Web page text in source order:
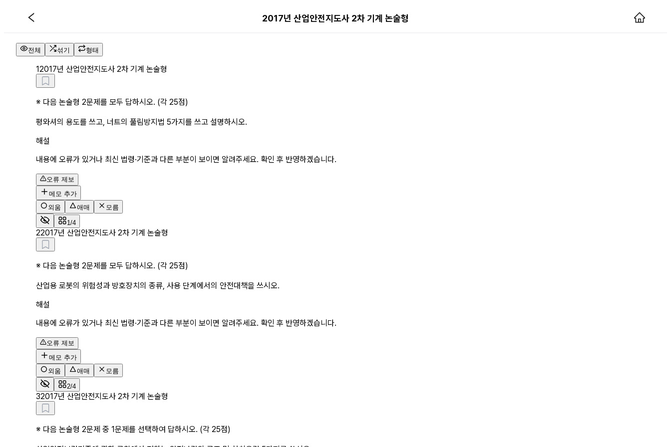
2017년 산업안전지도사 2차 기계 논술형 해설 페이지
2017년 산업안전지도사 2차 기계 논술형
전체 섞기 형태
12017년 산업안전지도사 2차 기계 논술형
※ 다음 논술형 2문제를 모두 답하시오. (각 25점)
평와셔의 용도를 쓰고, 너트의 풀림방지법 5가지를 쓰고 설명하시오.
해설
내용에 오류가 있거나 최신 법령·기준과 다른 부분이 보이면 알려주세요. 확인 후 반영하겠습니다.
오류 제보
메모 추가
외움
애매 모름
1/4
22017년 산업안전지도사 2차 기계 논술형
※ 다음 논술형 2문제를 모두 답하시오. (각 25점)
산업용 로봇의 위험성과 방호장치의 종류, 사용 단계에서의 안전대책을 쓰시오.
해설
내용에 오류가 있거나 최신 법령·기준과 다른 부분이 보이면 알려주세요. 확인 후 반영하겠습니다.
오류 제보
메모 추가
외움
애매 모름
2/4
32017년 산업안전지도사 2차 기계 논술형
※ 다음 논술형 2문제 중 1문제를 선택하여 답하시오. (각 25점)